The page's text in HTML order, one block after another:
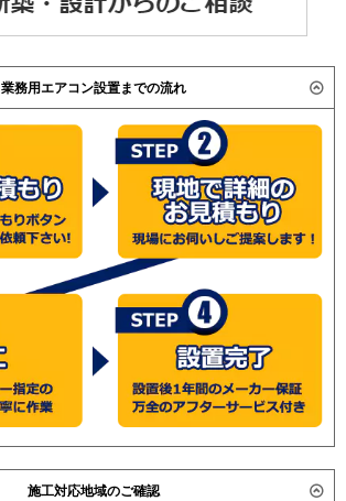
業務用エアコン設置までの流れ
施工対応地域のご確認